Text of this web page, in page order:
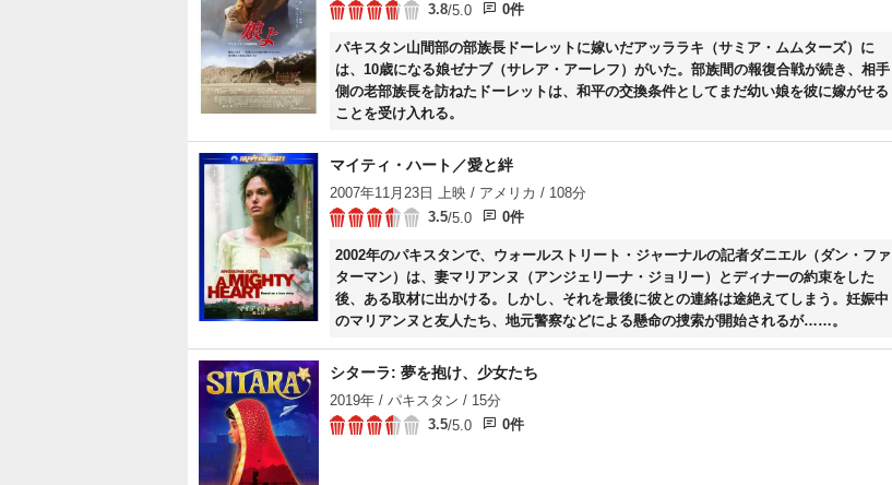
3.8/5.0 0件
パキスタン山間部の部族長ドーレットに嫁いだアッララキ（サミア・ムムターズ）に
は、10歳になる娘ゼナブ（サレア・アーレフ）がいた。部族間の報復合戦が続き、相手
側の老部族長を訪ねたドーレットは、和平の交換条件としてまだ幼い娘を彼に嫁がせる
ことを受け入れる。
マイティ・ハート／愛と絆
2007年11月23日 上映 / アメリカ / 108分
3.5/5.0 0件
2002年のパキスタンで、ウォールストリート・ジャーナルの記者ダニエル（ダン・ファ
ターマン）は、妻マリアンヌ（アンジェリーナ・ジョリー）とディナーの約束をした
後、ある取材に出かける。しかし、それを最後に彼との連絡は途絶えてしまう。妊娠中
のマリアンヌと友人たち、地元警察などによる懸命の捜索が開始されるが……。
シターラ: 夢を抱け、少女たち
2019年 / パキスタン / 15分
3.5/5.0 0件